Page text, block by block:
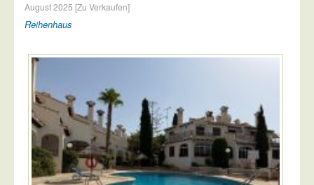
August 2025 [Zu Verkaufen]
Reihenhaus